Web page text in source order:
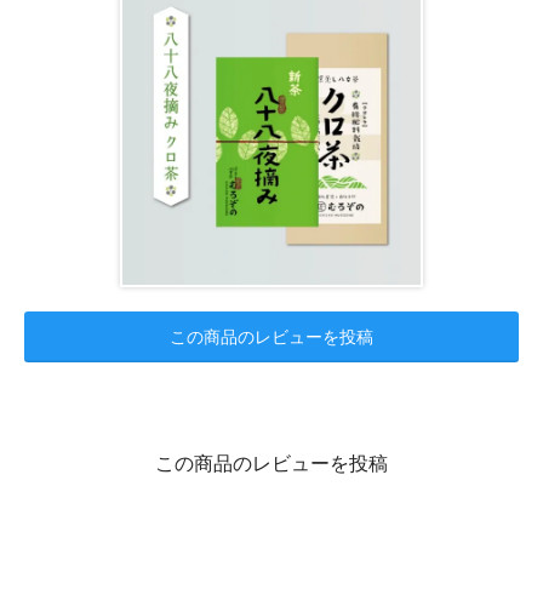
この商品のレビューを投稿
この商品のレビューを投稿